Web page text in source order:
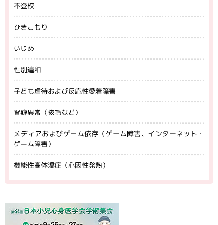
不登校
ひきこもり
いじめ
性別違和
子ども虐待および反応性愛着障害
習癖異常（抜毛など）
メディアおよびゲーム依存（ゲーム障害、インターネット・
ゲーム障害）
機能性高体温症（心因性発熱）